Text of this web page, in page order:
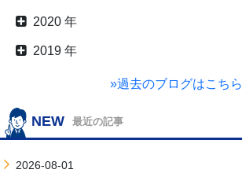
2020 年
2019 年
»過去のブログはこちら
NEW 最近の記事
2026-08-01